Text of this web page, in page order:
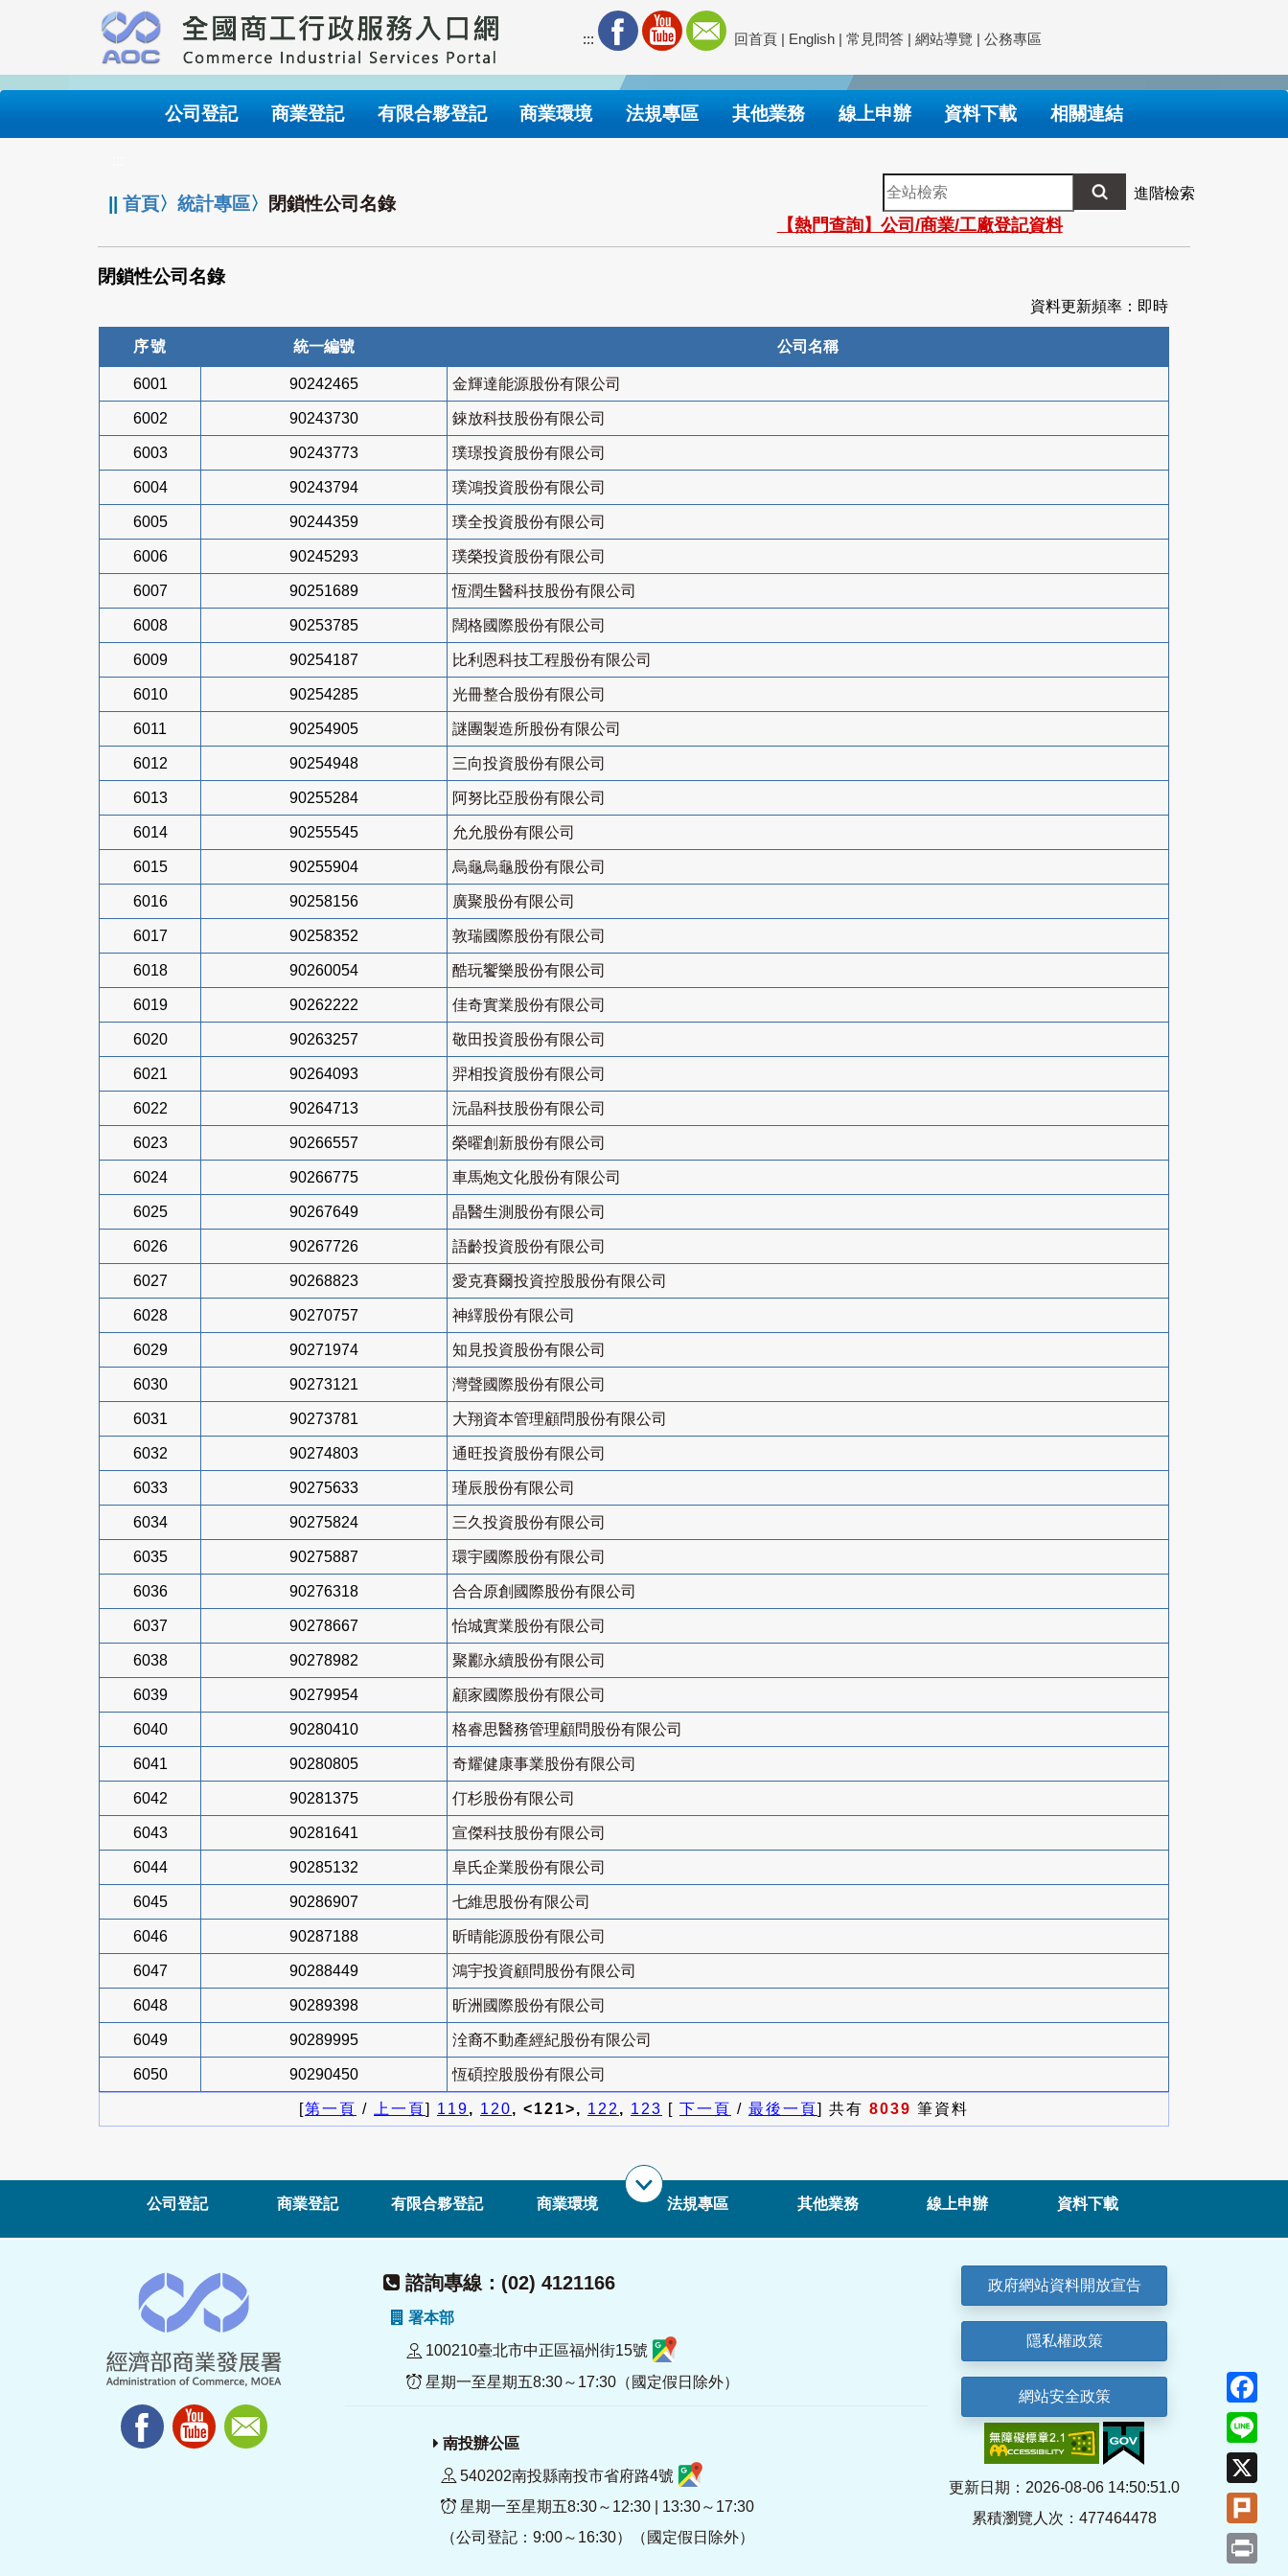
要
內
::: 回首頁 | English | 常見問答 | 網站導覽 | 公務專區
公司登記 商業登記 有限合夥登記 商業環境 法規專區 其他業務 線上申辦 資料下載 相關連結
||首頁〉統計專區〉 閉鎖性公司名錄
全
站
檢
索
進階檢索
【熱門查詢】公司/商業/工廠登記資料
閉鎖性公司名錄
資料更新頻率：即時
序號 統一編號 公司名稱
6001 90242465 金輝達能源股份有限公司
6002 90243730 錸放科技股份有限公司
6003 90243773 璞璟投資股份有限公司
6004 90243794 璞鴻投資股份有限公司
6005 90244359 璞全投資股份有限公司
6006 90245293 璞榮投資股份有限公司
6007 90251689 恆潤生醫科技股份有限公司
6008 90253785 闊格國際股份有限公司
6009 90254187 比利恩科技工程股份有限公司
6010 90254285 光冊整合股份有限公司
6011 90254905 謎團製造所股份有限公司
6012 90254948 三向投資股份有限公司
6013 90255284 阿努比亞股份有限公司
6014 90255545 允允股份有限公司
6015 90255904 烏龜烏龜股份有限公司
6016 90258156 廣聚股份有限公司
6017 90258352 敦瑞國際股份有限公司
6018 90260054 酷玩饗樂股份有限公司
6019 90262222 佳奇實業股份有限公司
6020 90263257 敬田投資股份有限公司
6021 90264093 羿相投資股份有限公司
6022 90264713 沅晶科技股份有限公司
6023 90266557 榮曜創新股份有限公司
6024 90266775 車馬炮文化股份有限公司
6025 90267649 晶醫生測股份有限公司
6026 90267726 語齡投資股份有限公司
6027 90268823 愛克賽爾投資控股股份有限公司
6028 90270757 神繹股份有限公司
6029 90271974 知見投資股份有限公司
6030 90273121 灣聲國際股份有限公司
6031 90273781 大翔資本管理顧問股份有限公司
6032 90274803 通旺投資股份有限公司
6033 90275633 瑾辰股份有限公司
6034 90275824 三久投資股份有限公司
6035 90275887 環宇國際股份有限公司
6036 90276318 合合原創國際股份有限公司
6037 90278667 怡城實業股份有限公司
6038 90278982 聚酈永續股份有限公司
6039 90279954 顧家國際股份有限公司
6040 90280410 格睿思醫務管理顧問股份有限公司
6041 90280805 奇耀健康事業股份有限公司
6042 90281375 仃杉股份有限公司
6043 90281641 宣傑科技股份有限公司
6044 90285132 阜氏企業股份有限公司
6045 90286907 七維思股份有限公司
6046 90287188 昕晴能源股份有限公司
6047 90288449 鴻宇投資顧問股份有限公司
6048 90289398 昕洲國際股份有限公司
6049 90289995 洤裔不動產經紀股份有限公司
6050 90290450 恆碩控股股份有限公司
[第一頁 / 上一頁] 119, 120, <121>, 122, 123 [ 下一頁 / 最後一頁] 共有 8039 筆資料
公司登記 商業登記 有限合夥登記 商業環境 法規專區 其他業務 線上申辦 資料下載
諮詢專線：(02) 4121166
署本部
100210臺北市中正區福州街15號
星期一至星期五8:30～17:30（國定假日除外）
南投辦公區
540202南投縣南投市省府路4號
星期一至星期五8:30～12:30 | 13:30～17:30
（公司登記：9:00～16:30）（國定假日除外）
政府網站資料開放宣告
隱私權政策
網站安全政策
更新日期：2026-08-06 14:50:51.0
累積瀏覽人次：477464478